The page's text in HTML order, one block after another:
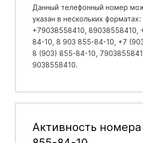
Данный телефонный номер
указан в нескольких форматах:
+79038558410, 89038558410,
84-10, 8 903 855-84-10, +7
8 (903) 855-84-10,
9038558410.
Активность